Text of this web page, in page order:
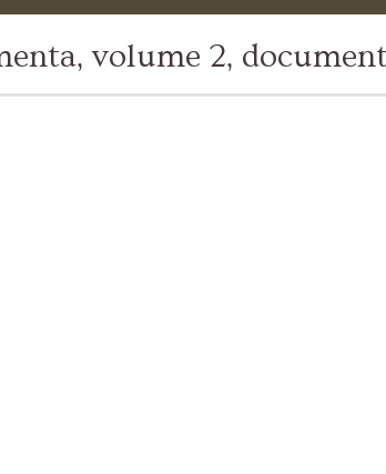
volume 2,